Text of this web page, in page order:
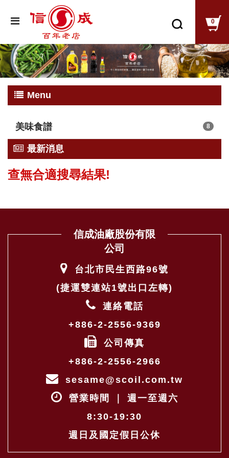
0
Menu
美味食譜 8
最新消息
查無合適搜尋結果!
信成油廠股份有限
公司
台北市民生西路96號
(捷運雙連站1號出口左轉)
連絡電話
+886-2-2556-9369
公司傳真
+886-2-2556-2966
sesame@scoil.com.tw
營業時間 ｜ 週一至週六
8:30-19:30
週日及國定假日公休